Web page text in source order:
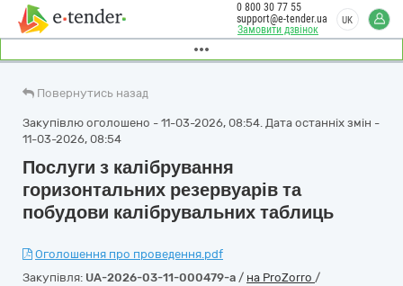
Замовити дзвінок
0 800 30 77 55
support@e-tender.ua
UK
Повернутись назад
Закупівлю оголошено - 11-03-2026, 08:54. Дата останніх змін -
11-03-2026, 08:54
Послуги з калібрування
горизонтальних резервуарів та
побудови калібрувальних таблиць
Оголошення про проведення.pdf
Закупівля: UA-2026-03-11-000479-a / на ProZorro /